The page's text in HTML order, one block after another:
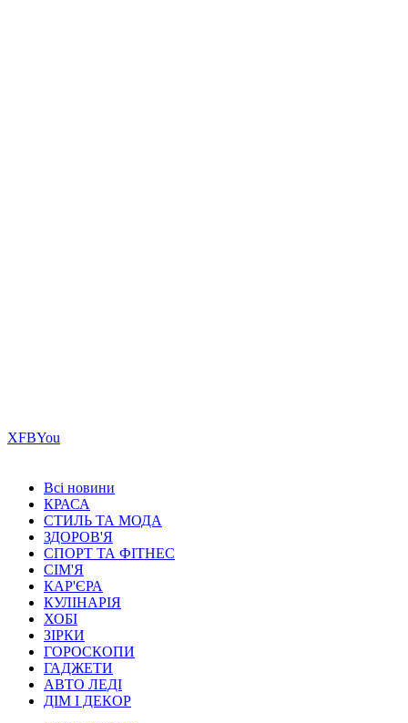
ХFBYou
Всі новини
КРАСА
СТИЛЬ ТА МОДА
ЗДОРОВ'Я
СПОРТ ТА ФІТНЕС
СІМ'Я
КАР'ЄРА
КУЛІНАРІЯ
ХОБІ
ЗІРКИ
ГОРОСКОПИ
ГАДЖЕТИ
АВТО ЛЕДІ
ДІМ І ДЕКОР